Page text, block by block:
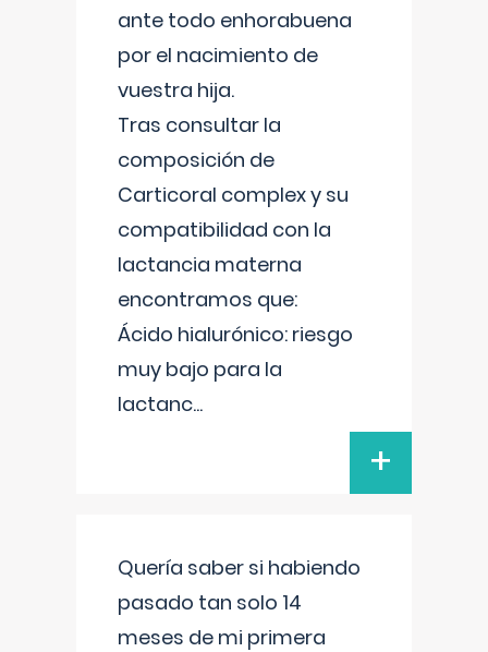
ante todo enhorabuena
por el nacimiento de
vuestra hija.
Tras consultar la
composición de
Carticoral complex y su
compatibilidad con la
lactancia materna
encontramos que:
Ácido hialurónico: riesgo
muy bajo para la
lactanc...
+
Quería saber si habiendo
pasado tan solo 14
meses de mi primera